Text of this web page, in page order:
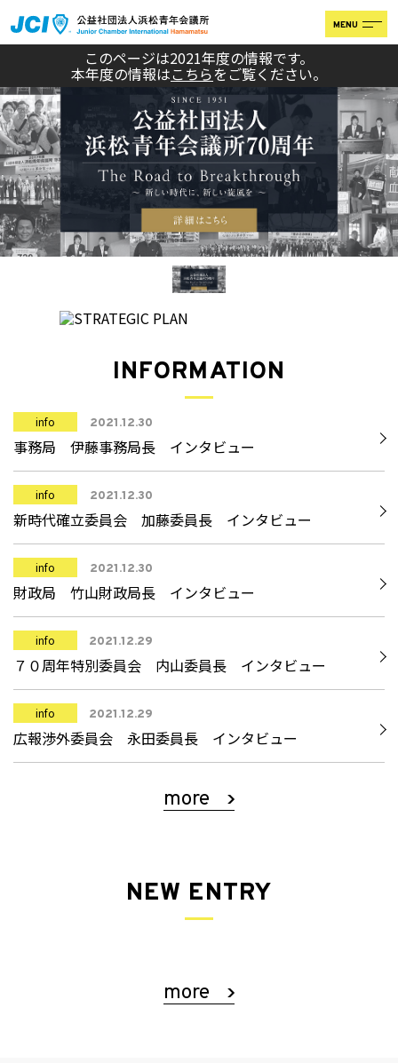
MENU
INFORMATION
info 2021.12.30
事務局 伊藤事務局長 インタビュー
info 2021.12.30
新時代確立委員会 加藤委員長 インタビュー
info 2021.12.30
財政局 竹山財政局長 インタビュー
info 2021.12.29
７０周年特別委員会 内山委員長 インタビュー
info 2021.12.29
広報渉外委員会 永田委員長 インタビュー
more
NEW ENTRY
more
このページは2021年度の情報です。
本年度の情報はこちらをご覧ください。